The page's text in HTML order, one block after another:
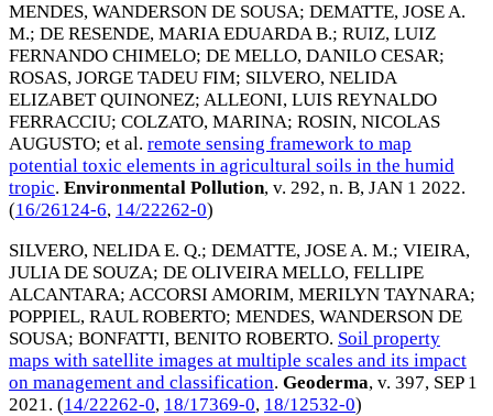
MENDES, WANDERSON DE SOUSA; DEMATTE, JOSE A.
M.; DE RESENDE, MARIA EDUARDA B.; RUIZ, LUIZ
FERNANDO CHIMELO; DE MELLO, DANILO CESAR;
ROSAS, JORGE TADEU FIM; SILVERO, NELIDA
ELIZABET QUINONEZ; ALLEONI, LUIS REYNALDO
FERRACCIU; COLZATO, MARINA; ROSIN, NICOLAS
AUGUSTO; et al. remote sensing framework to map
potential toxic elements in agricultural soils in the humid
tropic. Environmental Pollution, v. 292, n. B, JAN 1 2022.
(16/26124-6, 14/22262-0)
SILVERO, NELIDA E. Q.; DEMATTE, JOSE A. M.; VIEIRA,
JULIA DE SOUZA; DE OLIVEIRA MELLO, FELLIPE
ALCANTARA; ACCORSI AMORIM, MERILYN TAYNARA;
POPPIEL, RAUL ROBERTO; MENDES, WANDERSON DE
SOUSA; BONFATTI, BENITO ROBERTO. Soil property
maps with satellite images at multiple scales and its impact
on management and classification. Geoderma, v. 397, SEP 1
2021. (14/22262-0, 18/17369-0, 18/12532-0)